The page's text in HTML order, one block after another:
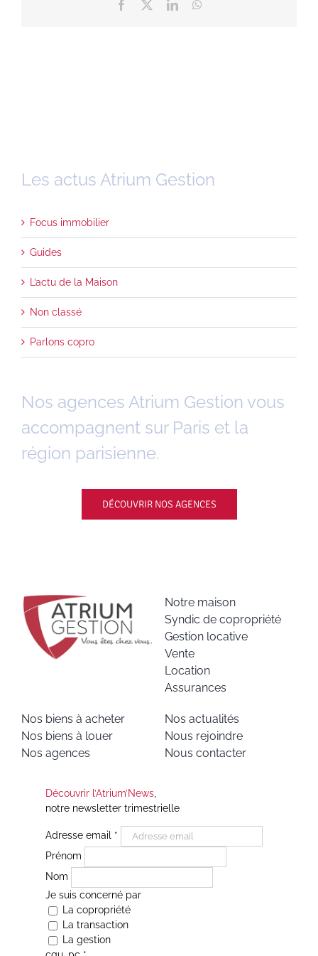
Facebook LinkedIn
Les actus Atrium Gestion
Focus immobilier
Guides
L’actu de la Maison
Non classé
Parlons copro
Nos agences Atrium Gestion vous
accompagnent sur Paris et la
région parisienne.
DÉCOUVRIR NOS AGENCES
Notre maison
Syndic de copropriété
Gestion locative
Vente
Location
Assurances
Nos biens à acheter
Nos biens à louer
Nos agences
Nos actualités
Nous rejoindre
Nous contacter
Découvrir l’Atrium’News,
notre newsletter trimestrielle
Adresse email *
Prénom
Nom
Je suis concerné par
La copropriété
La transaction
La gestion